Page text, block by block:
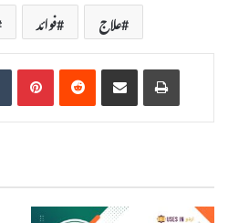
علاج
فوائد
TumblrPinterestReddit Share via Email Print